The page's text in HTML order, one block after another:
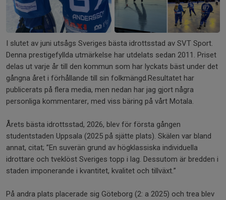
I slutet av juni utsågs Sveriges bästa idrottsstad av SVT Sport.
Denna prestigefyllda utmärkelse har utdelats sedan 2011. Priset
delas ut varje år till den kommun som har lyckats bäst under det
gångna året i förhållande till sin folkmängd.Resultatet har
publicerats på flera media, men nedan har jag gjort några
personliga kommentarer, med viss bäring på vårt Motala.
Årets bästa idrottsstad, 2026, blev för första gången
studentstaden Uppsala (2025 på sjätte plats). Skälen var bland
annat, citat; ”En suverän grund av högklassiska individuella
idrottare och tveklöst Sveriges topp i lag. Dessutom är bredden i
staden imponerande i kvantitet, kvalitet och tillväxt.”
På andra plats placerade sig Göteborg (2: a 2025) och trea blev